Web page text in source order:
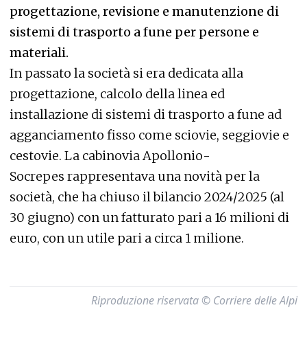
progettazione, revisione e manutenzione di
sistemi di trasporto a fune per persone e
materiali.
In passato la società si era dedicata alla
progettazione, calcolo della linea ed
installazione di sistemi di trasporto a fune ad
agganciamento fisso come sciovie, seggiovie e
cestovie. La cabinovia Apollonio-
Socrepes rappresentava una novità per la
società, che ha chiuso il bilancio 2024/2025 (al
30 giugno) con un fatturato pari a 16 milioni di
euro, con un utile pari a circa 1 milione.
Riproduzione riservata © Corriere delle Alpi